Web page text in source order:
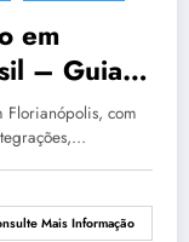
em
– Guia
Florianópolis, com
Mais Informação